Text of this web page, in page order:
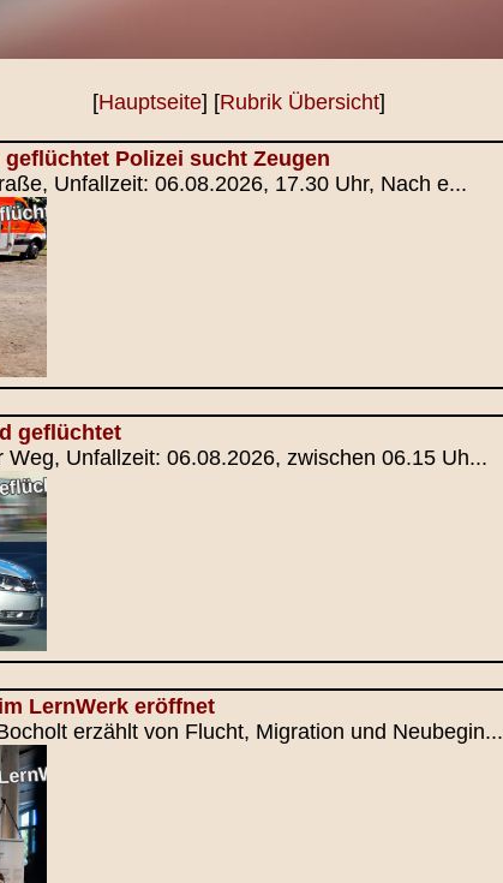
[Hauptseite] [Rubrik Übersicht]
Polizei sucht Zeugen
Unfallzeit: 06.08.2026, 17.30 Uhr, Nach e...
geflüchtet
Unfallzeit: 06.08.2026, zwischen 06.15 Uh...
LernWerk eröffnet
erzählt von Flucht, Migration und Neubegin...